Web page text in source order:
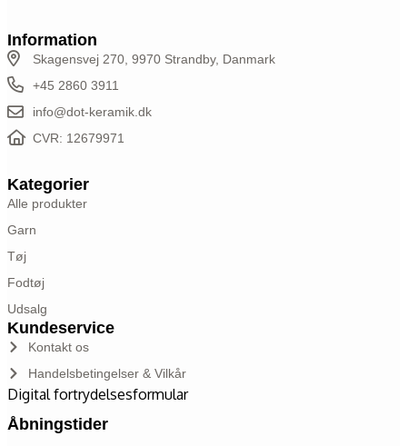
Information
Skagensvej 270, 9970 Strandby, Danmark
+45 2860 3911
info@dot-keramik.dk
CVR: 12679971
Kategorier
Alle produkter
Garn
Tøj
Fodtøj
Udsalg
Kundeservice
Kontakt os
Handelsbetingelser & Vilkår
Digital fortrydelsesformular
Åbningstider